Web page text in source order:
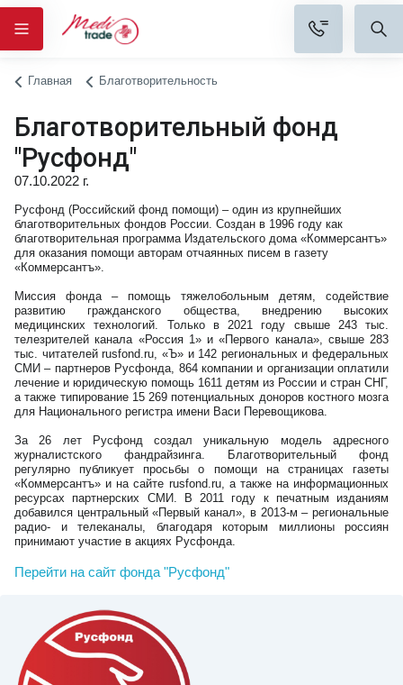
Главная Благотворительность
Благотворительный фонд
"Русфонд"
07.10.2022 г.
Русфонд (Российский фонд помощи) – один из крупнейших
благотворительных фондов России. Создан в 1996 году как
благотворительная программа Издательского дома «Коммерсантъ»
для оказания помощи авторам отчаянных писем в газету
«Коммерсантъ».
Миссия фонда – помощь тяжелобольным детям, содействие
развитию гражданского общества, внедрению высоких
медицинских технологий. Только в 2021 году свыше 243 тыс.
телезрителей канала «Россия 1» и «Первого канала», свыше 283
тыс. читателей rusfond.ru, «Ъ» и 142 региональных и федеральных
СМИ – партнеров Русфонда, 864 компании и организации оплатили
лечение и юридическую помощь 1611 детям из России и стран СНГ,
а также типирование 15 269 потенциальных доноров костного мозга
для Национального регистра имени Васи Перевощикова.
За 26 лет Русфонд создал уникальную модель адресного
журналистского фандрайзинга. Благотворительный фонд
регулярно публикует просьбы о помощи на страницах газеты
«Коммерсантъ» и на сайте rusfond.ru, а также на информационных
ресурсах партнерских СМИ. В 2011 году к печатным изданиям
добавился центральный «Первый канал», в 2013-м – региональные
радио- и телеканалы, благодаря которым миллионы россиян
принимают участие в акциях Русфонда.
Перейти на сайт фонда "Русфонд"